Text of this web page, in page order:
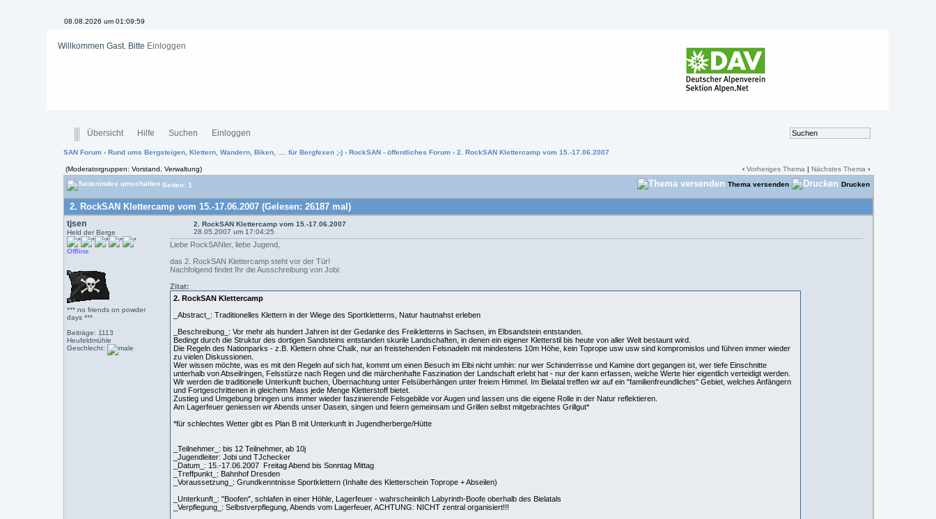
08.08.2026 um 01:10:00
Willkommen Gast. Bitte Einloggen
Übersicht Hilfe Suchen Einloggen
SAN Forum ›Rund ums Bergsteigen, Klettern, Wandern, Biken, .... für Bergfexen ;-) ›RockSAN - öffentliches Forum › 2. RockSAN Klettercamp vom 15.-17.06.2007
(Moderatorgruppen: Vorstand, Verwaltung) ‹Vorheriges Thema |Nächstes Thema ›
Seiten: 1 Thema versenden Drucken
2. RockSAN Klettercamp vom 15.-17.06.2007 (Gelesen: 26187 mal)
tjsen
Held der Berge
Offline
*** no friends on powder
days ***
Beiträge: 1113
Heufeldmühle
Geschlecht:
2. RockSAN Klettercamp vom 15.-17.06.2007
28.05.2007 um 17:04:25
Liebe RockSANler, liebe Jugend,
das 2. RockSAN Klettercamp steht vor der Tür!
Nachfolgend findet Ihr die Ausschreibung von Jobi:
Zitat:
2. RockSAN Klettercamp
_Abstract_: Traditionelles Klettern in der Wiege des Sportkletterns, Natur hautnahst erleben
_Beschreibung_: Vor mehr als hundert Jahren ist der Gedanke des Freikletterns in Sachsen, im Elbsandstein entstanden.
Bedingt durch die Struktur des dortigen Sandsteins entstanden skurile Landschaften, in denen ein eigener Kletterstil bis heute von aller Welt bestaunt wird.
Die Regeln des Nationparks - z.B. Klettern ohne Chalk, nur an freistehenden Felsnadeln mit mindestens 10m Höhe, kein Toprope usw usw sind kompromislos und führen immer wieder
zu vielen Diskussionen.
Wer wissen möchte, was es mit den Regeln auf sich hat, kommt um einen Besuch im Elbi nicht umhin: nur wer Schinderrisse und Kamine dort gegangen ist, wer tiefe Einschnitte
unterhalb von Abseilringen, Felsstürze nach Regen und die märchenhafte Faszination der Landschaft erlebt hat - nur der kann erfassen, welche Werte hier eigentlich verteidigt werden.
Wir werden die traditionelle Unterkunft buchen, Übernachtung unter Felsüberhängen unter freiem Himmel. Im Bielatal treffen wir auf ein "familienfreundliches" Gebiet, welches Anfängern
und Fortgeschrittenen in gleichem Mass jede Menge Kletterstoff bietet.
Zustieg und Umgebung bringen uns immer wieder faszinierende Felsgebilde vor Augen und lassen uns die eigene Rolle in der Natur reflektieren.
Am Lagerfeuer geniessen wir Abends unser Dasein, singen und feiern gemeinsam und Grillen selbst mitgebrachtes Grillgut*
*für schlechtes Wetter gibt es Plan B mit Unterkunft in Jugendherberge/Hütte
_Teilnehmer_: bis 12 Teilnehmer, ab 10j
_Jugendleiter: Jobi und TJchecker
_Datum_: 15.-17.06.2007 Freitag Abend bis Sonntag Mittag
_Treffpunkt_: Bahnhof Dresden
_Voraussetzung_: Grundkenntnisse Sportklettern (Inhalte des Kletterschein Toprope + Abseilen)
_Unterkunft_: "Boofen", schlafen in einer Höhle, Lagerfeuer - wahrscheinlich Labyrinth-Boofe oberhalb des Bielatals
_Verpflegung_: Selbstverpflegung, Abends vom Lagerfeuer, ACHTUNG: NICHT zentral organisiert!!!